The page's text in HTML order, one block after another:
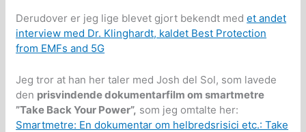
Derudover er jeg lige blevet gjort bekendt medet andet
interview med Dr. Klinghardt, kaldet Best Protection
from EMFs and 5G
Jeg tror at han her taler med Josh del Sol, som lavede
den prisvindende dokumentarfilm om smartmetre
”Take Back Your Power”, som jeg omtalte her:
Smartmetre: En dokumentar om helbredsrisici etc.: Take